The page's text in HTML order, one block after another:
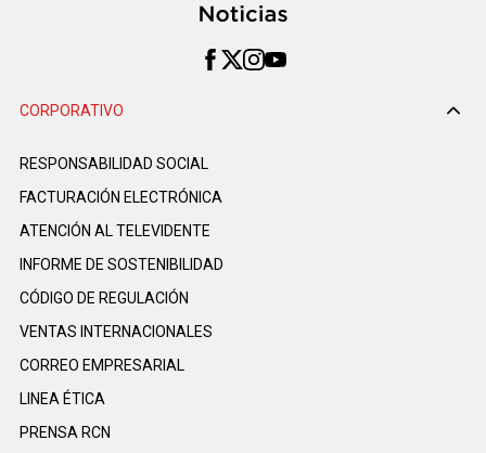
CORPORATIVO
RESPONSABILIDAD SOCIAL
FACTURACIÓN ELECTRÓNICA
ATENCIÓN AL TELEVIDENTE
INFORME DE SOSTENIBILIDAD
CÓDIGO DE REGULACIÓN
VENTAS INTERNACIONALES
CORREO EMPRESARIAL
LINEA ÉTICA
PRENSA RCN